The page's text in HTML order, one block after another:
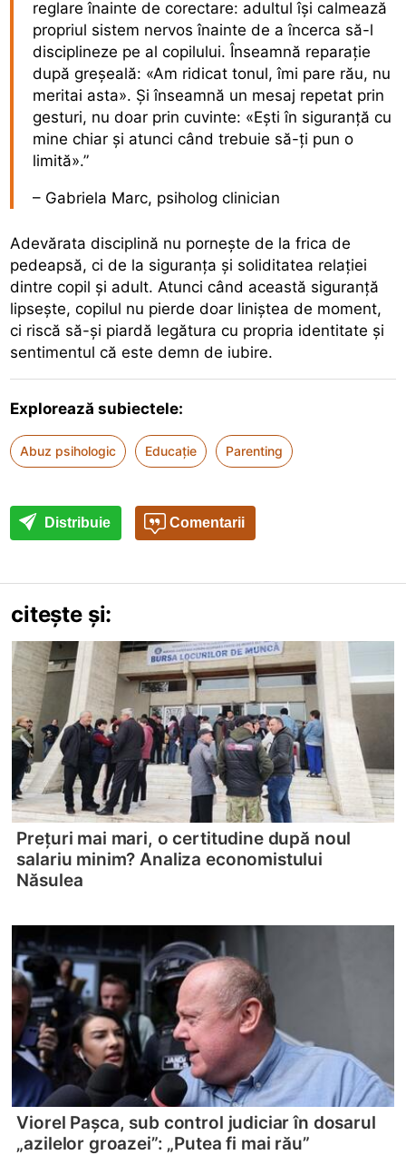
reglare înainte de corectare: adultul își calmează
propriul sistem nervos înainte de a încerca să-l
disciplineze pe al copilului. Înseamnă reparație
după greșeală: «Am ridicat tonul, îmi pare rău, nu
meritai asta». Și înseamnă un mesaj repetat prin
gesturi, nu doar prin cuvinte: «Ești în siguranță cu
mine chiar și atunci când trebuie să-ți pun o
limită».”
– Gabriela Marc, psiholog clinician
Adevărata disciplină nu pornește de la frica de
pedeapsă, ci de la siguranța și soliditatea relației
dintre copil și adult. Atunci când această siguranță
lipsește, copilul nu pierde doar liniștea de moment,
ci riscă să-și piardă legătura cu propria identitate și
sentimentul că este demn de iubire.
Explorează subiectele:
Abuz psihologic Educație Parenting
Distribuie Comentarii
citește și:
Prețuri mai mari, o certitudine după noul
salariu minim? Analiza economistului
Năsulea
Viorel Pașca, sub control judiciar în dosarul
„azilelor groazei”: „Putea fi mai rău”